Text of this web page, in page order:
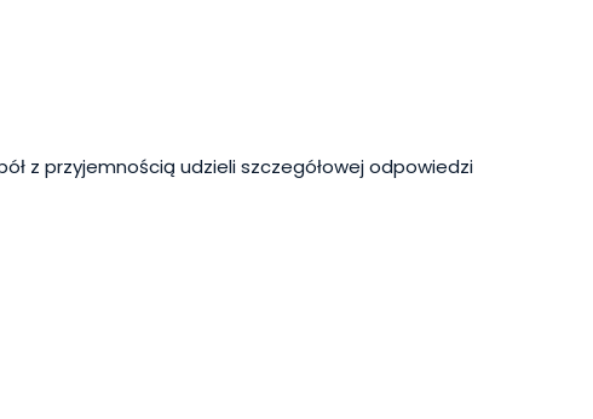
z przyjemnością udzieli szczegółowej odpowiedzi